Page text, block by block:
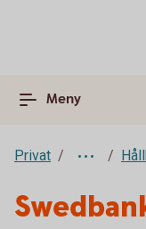
Meny
Privat